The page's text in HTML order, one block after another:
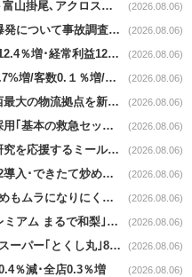
平和堂news｜9/18フーズマーケット富山掛尾､アクロスプラザ内に出店 (2026.08.06)
イオンnews｜｢イオンモール熊本｣爆発について事故調査委員会設置 (2026.08.06)
ケーズnews｜第1Q売上高1999億円12.4％増･経常利益125.0%増 (2026.08.06)
ヤオコーnews｜７月既存店売上高2.7%増/客数0.１％増/客単価2.6％増 (2026.08.06)
アマゾンnews｜兵庫県尼崎市に関西最大の物流拠点を新設・市内2拠点目 (2026.08.06)
アスクルnews｜紙製パッケージを採用｢基本の救急セット｣8/5発売 (2026.08.06)
オイシックスnews｜子どもの自由研究を応援するミールキット8/6発売 (2026.08.06)
ローソンnews｜｢鍋さばきロボ｣7/22導入･できたて炒めメニューを提供 (2026.08.06)
カインズnews｜｢解凍も冷食あたためもムラになりにくいフラットレンジ｣発売 (2026.08.06)
セブンｰイレブンnews｜｢セブンプレミアム まるで和梨｣8/11から順次発売 (2026.08.06)
アルビスnews｜名古屋市で初･移動スーパー｢とくし丸｣8/4運行開始 (2026.08.06)
％減･全店0.3％増 (2026.08.06)